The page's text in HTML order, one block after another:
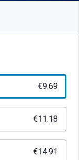
€9.69
€11.18
€14.91